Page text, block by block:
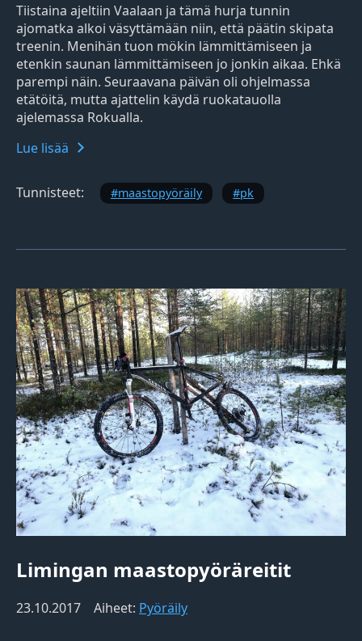
Tiistaina ajeltiin Vaalaan ja tämä hurja tunnin
ajomatka alkoi väsyttämään niin, että päätin skipata
treenin. Menihän tuon mökin lämmittämiseen ja
etenkin saunan lämmittämiseen jo jonkin aikaa. Ehkä
parempi näin. Seuraavana päivän oli ohjelmassa
etätöitä, mutta ajattelin käydä ruokatauolla
ajelemassa Rokualla.
Lue lisää
Tunnisteet: maastopyöräily pk
Limingan maastopyöräreitit
23.10.2017 Aiheet: Pyöräily